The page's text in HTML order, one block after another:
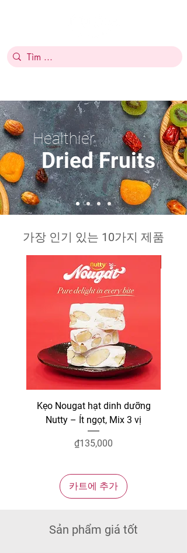
Healthier
Dried Fruits
가장 인기 있는 10가지 제품
Kẹo Nougat hạt dinh dưỡng
Nutty – Ít ngọt, Mix 3 vị
가격
₫135,000
카트에 추가
Sản phẩm giá tốt